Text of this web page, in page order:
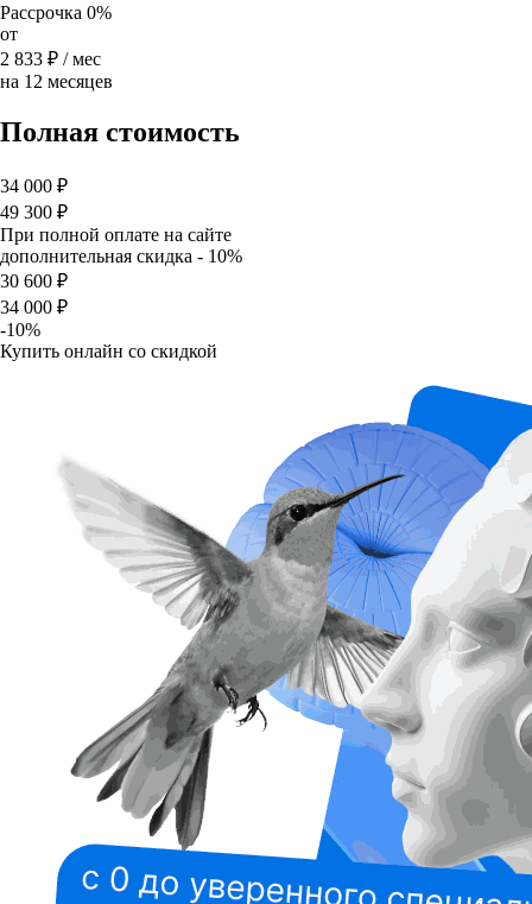
Рассрочка 0%
от
2 833 ₽ / мес
на 12 месяцев
Полная стоимость
34 000 ₽
49 300 ₽
При полной оплате на сайте
дополнительная скидка - 10%
30 600 ₽
34 000 ₽
-10%
Купить онлайн со скидкой